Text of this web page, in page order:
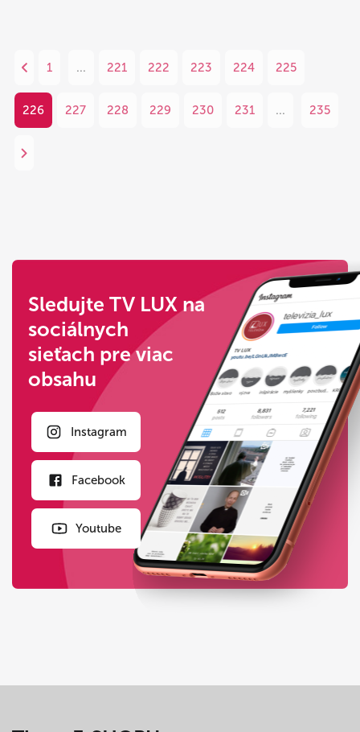
1 ... 221 222 223 224 225
226 227 228 229 230 231 ... 235
Sledujte TV LUX na
sociálnych
sieťach pre viac
obsahu
Instagram
Facebook
Youtube